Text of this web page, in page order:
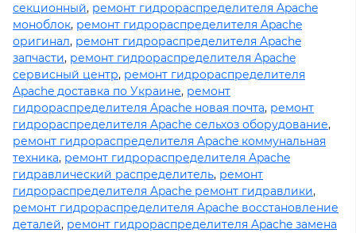
секционный, ремонт гидрораспределителя Apache
моноблок, ремонт гидрораспределителя Apache
оригинал, ремонт гидрораспределителя Apache
запчасти, ремонт гидрораспределителя Apache
сервисный центр, ремонт гидрораспределителя
Apache доставка по Украине, ремонт
гидрораспределителя Apache новая почта, ремонт
гидрораспределителя Apache сельхоз оборудование,
ремонт гидрораспределителя Apache коммунальная
техника, ремонт гидрораспределителя Apache
гидравлический распределитель, ремонт
гидрораспределителя Apache ремонт гидравлики,
ремонт гидрораспределителя Apache восстановление
деталей, ремонт гидрораспределителя Apache замена